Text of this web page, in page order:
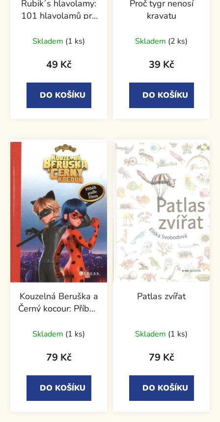
Rubik´s hlavolamy:
101 hlavolamů pro
Skladem (1 ks)
49 Kč
DO KOŠÍKU
Proč tygr nenosí
kravatu
Skladem (2 ks)
39 Kč
DO KOŠÍKU
Kouzelná Beruška a
Černý kocour: Příběh
Skladem (1 ks)
79 Kč
DO KOŠÍKU
Patlas zvířat
Skladem (1 ks)
79 Kč
DO KOŠÍKU